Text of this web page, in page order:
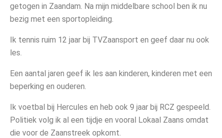
getogen in Zaandam. Na mijn middelbare school ben ik nu
bezig met een sportopleiding.
Ik tennis ruim 12 jaar bij TVZaansport en geef daar nu ook
les.
Een aantal jaren geef ik les aan kinderen, kinderen met een
beperking en ouderen.
Ik voetbal bij Hercules en heb ook 9 jaar bij RCZ gespeeld.
Politiek volg ik al een tijdje en vooral Lokaal Zaans omdat
die voor de Zaanstreek opkomt.